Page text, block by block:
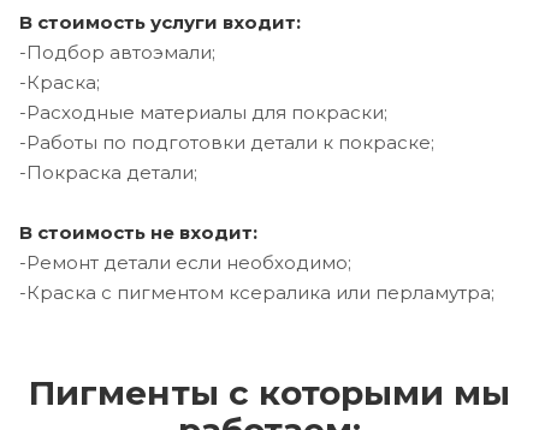
В стоимость услуги входит:
-Подбор автоэмали;
-Краска;
-Расходные материалы для покраски;
-Работы по подготовки детали к покраске;
-Покраска детали;
В стоимость не входит:
-Ремонт детали если необходимо;
-Краска с пигментом ксералика или перламутра;
Пигменты с которыми мы